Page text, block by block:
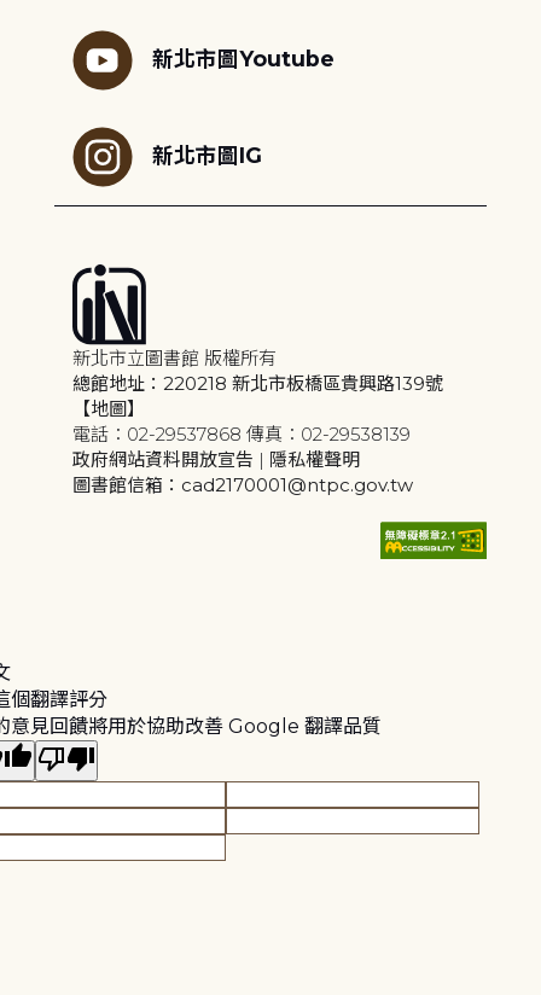
新北市圖Youtube
新北市圖IG
新北市立圖書館 版權所有
總館地址：220218 新北市板橋區貴興路139號
【地圖】
電話：02-29537868 傳真：02-29538139
政府網站資料開放宣告 | 隱私權聲明
圖書館信箱：cad2170001@ntpc.gov.tw
個翻譯評分
意見回饋將用於協助改善 Google 翻譯品質